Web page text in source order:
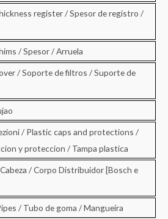
register / Spesor de registro /
/ Spesor / Arruela
/ Soporte de filtros / Suporte de
/ Plastic caps and protections /
y proteccion / Tampa plastica
/ Corpo Distribuidor [Bosch e
/ Tubo de goma / Mangueira